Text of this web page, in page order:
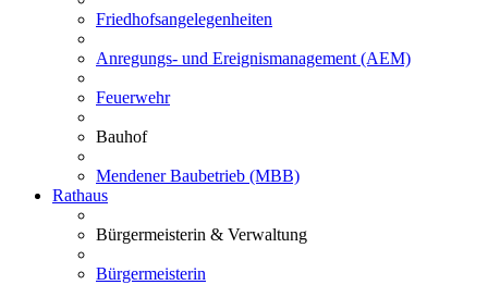
Friedhofsangelegenheiten
Anregungs- und Ereignismanagement (AEM)
Feuerwehr
Bauhof
Mendener Baubetrieb (MBB)
Rathaus
Bürgermeisterin & Verwaltung
Bürgermeisterin